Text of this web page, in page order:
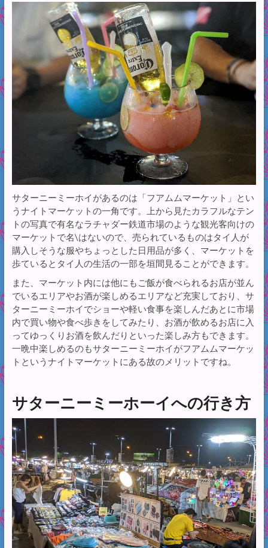
サターニーミーホイがあるのは「フアムムマーケット」とい
うナイトマーケットの一角です。上から見たカラフルなテン
トの写真で有名なラチャダー鉄道市場のような観光客向けの
マーケットで名\はないので、売られているものはタイ人が
購入しそうな服やちょっとした日用品が多く、マーケットを
歩ているとタイ人の生活の一部を垣間見ることができます。
また、マーケット内には他にもご飯が食べられるお店が並ん
でいるエリアやお酒が楽しめるエリアなど充実しており、サ
ターニーミーホイでショーや軽い食事を楽しんだあとに市場
内で買い物や食べ歩きをしてみたり、お酒が飲めるお店に入
ってゆっくりお酒を飲んだりといった楽しみ方もできます。
一晩中楽しめるのもサターニーミーホイがフアムムマーケッ
トというナイトマーケットにある故のメリットですね。
サターニーミーホーイへの行き方